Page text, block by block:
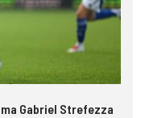
Gabriel Strefezza